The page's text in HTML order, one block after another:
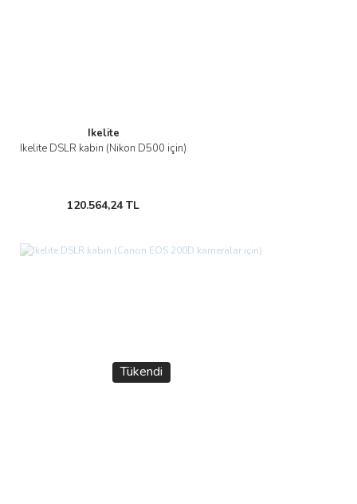
Ikelite
Ikelite DSLR kabin (Nikon D500 için)
120.564,24 TL
Tükendi